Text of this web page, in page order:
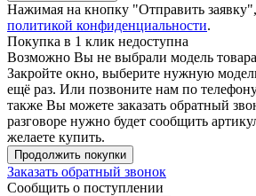
Нажимая на кнопку "Отправить
политикой конфиденциальности.
Покупка в 1 клик недоступна
Возможно Вы не выбрали модель
Закройте окно, выберите нужную
ещё раз. Или позвоните нам по
также Вы можете заказать обратный
разговоре нужно будет сообщить
желаете купить.
Продолжить покупки
Заказать обратный звонок
Сообщить о поступлении